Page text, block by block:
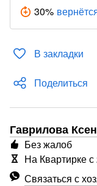
30%
В закладки
Поделиться
Гаврилова
Связаться с
Без жалоб
На Квартирке с